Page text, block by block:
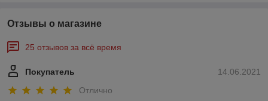
Отзывы о магазине
25 отзывов за всё время
14.06.2021
Покупатель
Отлично